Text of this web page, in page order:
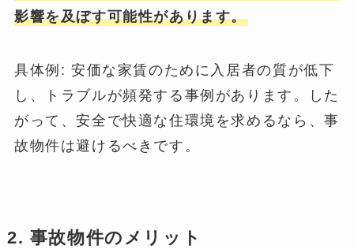
影響を及ぼす可能性があります。
具体例: 安価な家賃のために入居者の質が低下
し、トラブルが頻発する事例があります。した
がって、安全で快適な住環境を求めるなら、事
故物件は避けるべきです。
2. 事故物件のメリット